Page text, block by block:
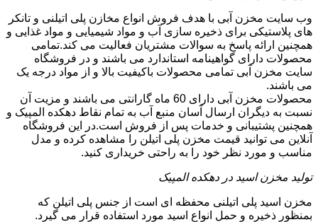
وب سایت مخزن آبی با هدف فروش انواع مخازن پلی اتیلنی و تانکر
های پلاستیکی برای ذخیره سازی آب و مواد شیمیایی و مواد غذایی و
همچنین ارائه پاسخ به سوالات مشتریان فعالیت می کند.تمامی
محصولات دارای گواهینامه استاندارد می باشند و در فروشگاه
سایت مخزن آبی تمامی محصولات باکیفیت بالا و از مواد درجه یک
می باشند.
محصولات مخزن آبی دارای 60 ماه گارانتی می باشند و مزیت آن
نسبت به دیگران ارسال آسان منبع آب به تمام نقاط دهکده المپیک و
همچنین پشتیبانی و خدمات پس از فروش است.در این فروشگاه
آنلاین می توانید قیمت مخزن پلی اتیلن را مشاهده کرده و مدل
مناسب و مورد نظر خود را به راحتی خریداری کنید.
تولید مخزن اسید در دهکده المپیک
مخزن اسید پلی اتیلنی محفظه ای است از جنس پلی اتیلن که
بمنظور ذخیره و حمل انواع اسید مورد استفاده قرار می گیرد.